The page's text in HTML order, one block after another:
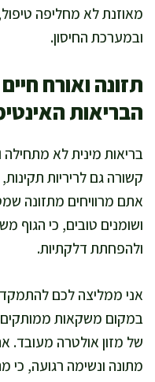
מאוזנת לא מחליפה
ובמערכת החיסון.
תזונה ואורח
הבריאות
בריאות מינית לא
קשורה גם לריריות תקינות,
אתם מרוויחים מתזונה
ושומנים טובים, כי הגוף
ולהפחתת דלקתיות.
אני ממליצה לכם
במקום משקאות ממותקים,
של מזון אולטרה מעובד.
מתונה ונשימה רגועה,